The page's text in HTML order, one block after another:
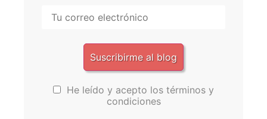
He leído y acepto los términos y
condiciones